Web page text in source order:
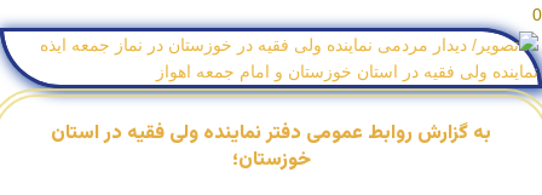
0
به گزارش روابط عمومی دفتر نماینده ولی فقیه در استان
خوزستان؛